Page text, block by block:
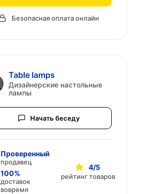
Безопасная оплата онлайн
Table lamps
Дизайнерские настольные
лампы
Начать беседу
Проверенный
продавец
100%
доставок
вовремя
4/5
рейтинг товаров